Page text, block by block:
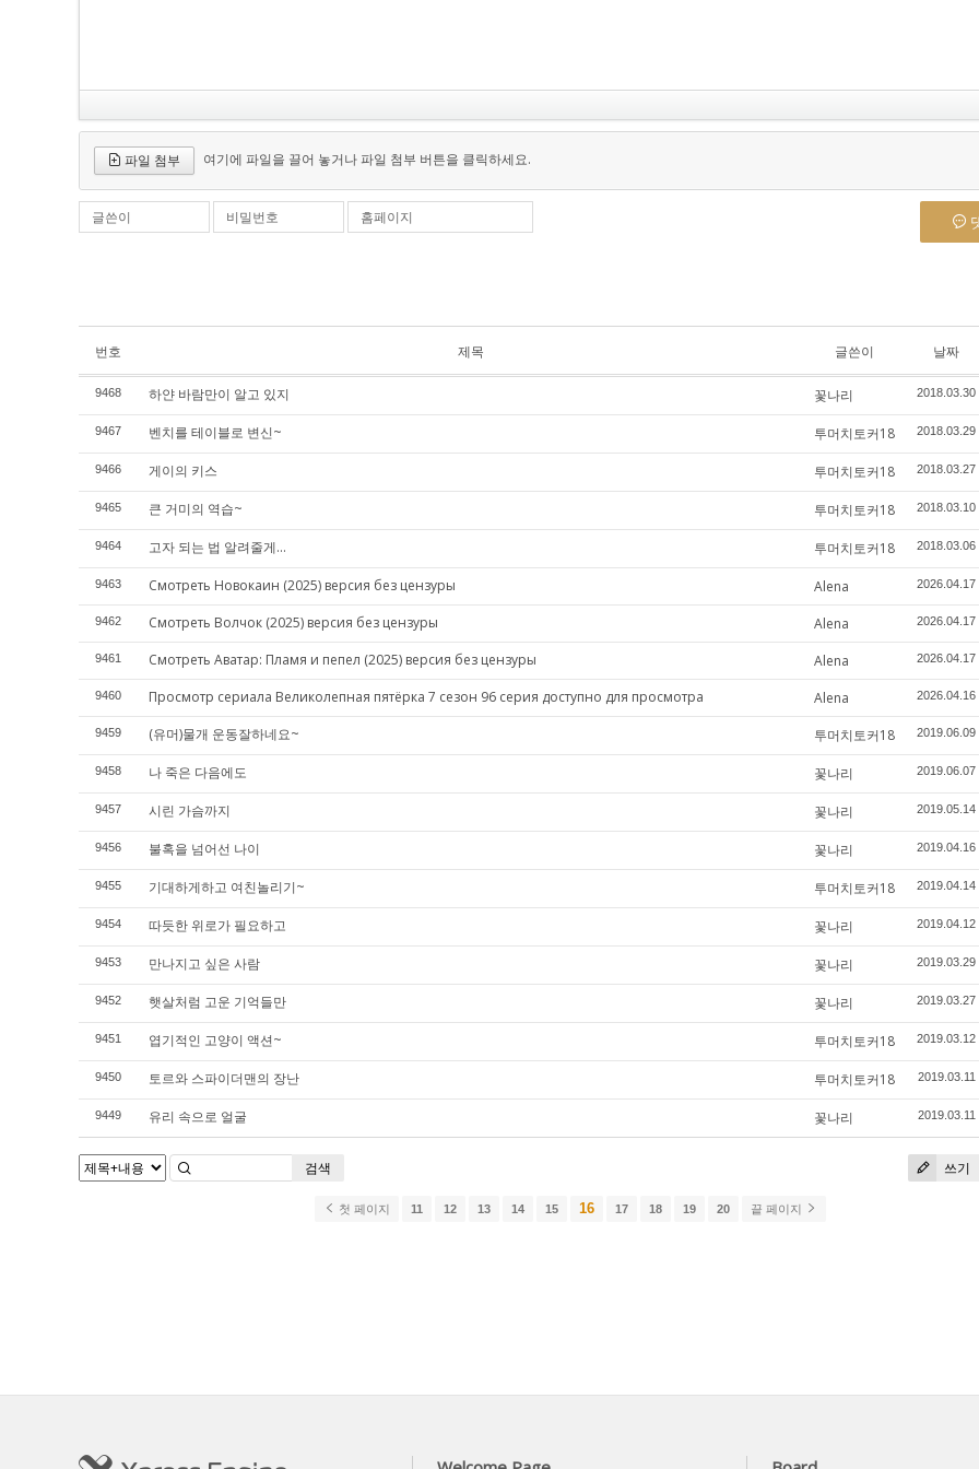
파일 첨부 여기에 파일을 끌어 놓거나 파일 첨부 버튼을 클릭하세요.
글쓴이 비밀번호 홈페이지
번호 제목 글쓴이 날짜
9468 하얀 바람만이 알고 있지 꽃나리 2018.03.30
9467 벤치를 테이블로 변신~ 투머치토커18 2018.03.29
9466 게이의 키스 투머치토커18 2018.03.27
9465 큰 거미의 역습~ 투머치토커18 2018.03.10
9464 고자 되는 법 알려줄게... 투머치토커18 2018.03.06
9463 Смотреть Новокаин (2025) версия без цензуры Alena 2026.04.17
9462 Смотреть Волчок (2025) версия без цензуры Alena 2026.04.17
9461 Смотреть Аватар: Пламя и пепел (2025) версия без цензуры Alena 2026.04.17
9460 Просмотр сериала Великолепная пятёрка 7 сезон 96 серия доступно для просмотра Alena 2026.04.16
9459 (유머)물개 운동잘하네요~ 투머치토커18 2019.06.09
9458 나 죽은 다음에도 꽃나리 2019.06.07
9457 시린 가슴까지 꽃나리 2019.05.14
9456 불혹을 넘어선 나이 꽃나리 2019.04.16
9455 기대하게하고 여친놀리기~ 투머치토커18 2019.04.14
9454 따듯한 위로가 필요하고 꽃나리 2019.04.12
9453 만나지고 싶은 사람 꽃나리 2019.03.29
9452 햇살처럼 고운 기억들만 꽃나리 2019.03.27
9451 엽기적인 고양이 액션~ 투머치토커18 2019.03.12
9450 토르와 스파이더맨의 장난 투머치토커18 2019.03.11
9449 유리 속으로 얼굴 꽃나리 2019.03.11
쓰기
검색
첫 페이지 11 12 13 14 15 16 17 18 19 20 끝 페이지